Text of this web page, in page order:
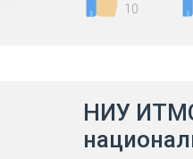
10
НИУ